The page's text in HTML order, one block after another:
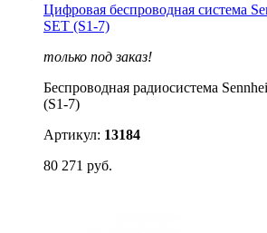
Цифровая беспроводная система
SET (S1-7)
только под заказ!
Беспроводная радиосистема
(S1-7)
Артикул: 13184
80 271 руб.